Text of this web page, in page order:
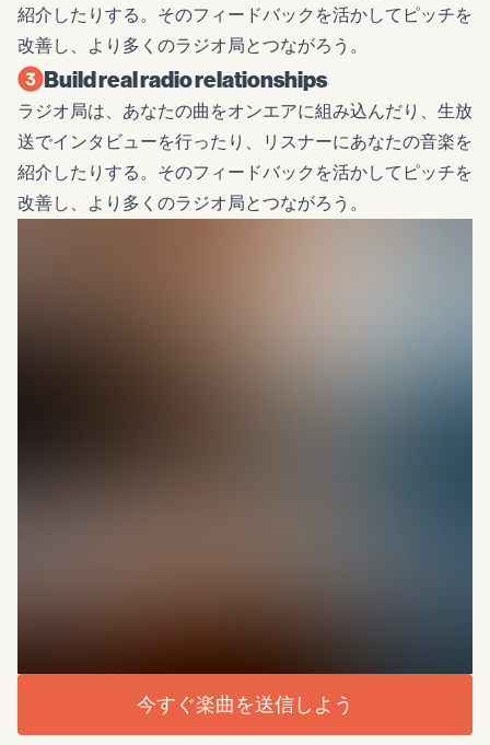
紹介したりする。そのフィードバックを活かしてピッチを
改善し、より多くのラジオ局とつながろう。
Build real radio relationships
ラジオ局は、あなたの曲をオンエアに組み込んだり、生放
送でインタビューを行ったり、リスナーにあなたの音楽を
紹介したりする。そのフィードバックを活かしてピッチを
改善し、より多くのラジオ局とつながろう。
今すぐ楽曲を送信しよう